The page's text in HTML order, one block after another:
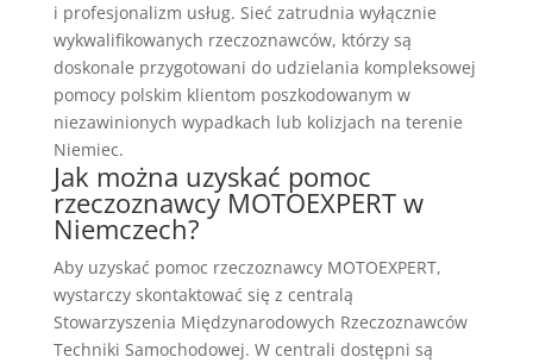
i profesjonalizm usług. Sieć zatrudnia wyłącznie
wykwalifikowanych rzeczoznawców, którzy są
doskonale przygotowani do udzielania kompleksowej
pomocy polskim klientom poszkodowanym w
niezawinionych wypadkach lub kolizjach na terenie
Niemiec.
Jak można uzyskać pomoc
rzeczoznawcy MOTOEXPERT w
Niemczech?
Aby uzyskać pomoc rzeczoznawcy MOTOEXPERT,
wystarczy skontaktować się z centralą
Stowarzyszenia Międzynarodowych Rzeczoznawców
Techniki Samochodowej. W centrali dostępni są